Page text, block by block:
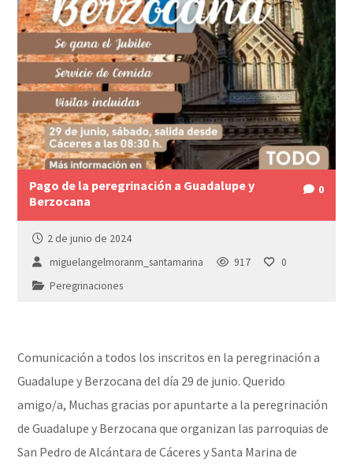
Pago de la peregrinación a Guadalupe y
Berzocana
0
2 de junio de 2024
miguelangelmoranm_santamarina
917
0
Peregrinaciones
Comunicación a todos los inscritos en la peregrinación a
Guadalupe y Berzocana del día 29 de junio. Querido
amigo/a, Muchas gracias por apuntarte a la peregrinación
de Guadalupe y Berzocana que organizan las parroquias de
San Pedro de Alcántara de Cáceres y Santa Marina de